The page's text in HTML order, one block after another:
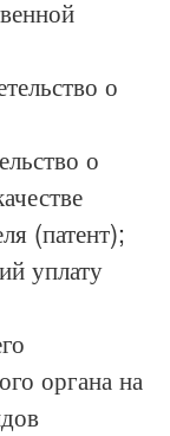
о
о
(патент);
уплату
органа на